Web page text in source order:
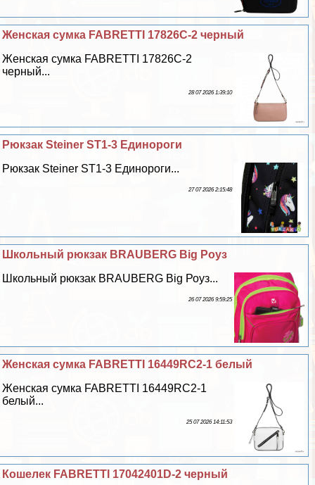
Женская сумка FABRETTI 17826C-2 черный
Женская сумка FABRETTI 17826C-2
черный...
28 07 2026 1:39:10
Рюкзак Steiner ST1-3 Единороги
Рюкзак Steiner ST1-3 Единороги...
27 07 2026 2:15:48
Школьный рюкзак BRAUBERG Big Роуз
Школьный рюкзак BRAUBERG Big Роуз...
26 07 2026 9:59:25
Женская сумка FABRETTI 16449RC2-1 белый
Женская сумка FABRETTI 16449RC2-1
белый...
25 07 2026 14:11:53
Кошелек FABRETTI 17042401D-2 черный